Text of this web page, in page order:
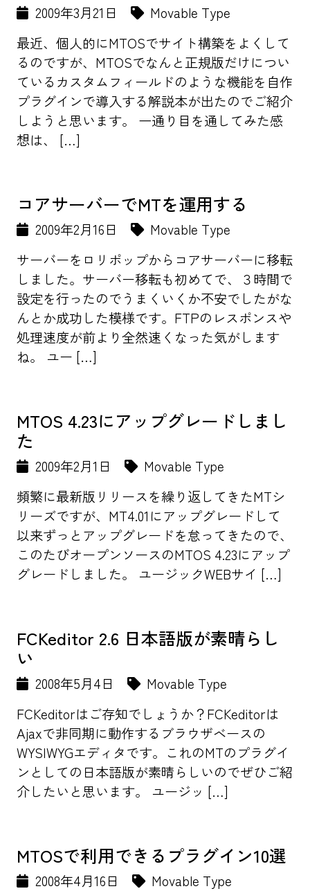
2009年3月21日
Movable Type
最近、個人的にMTOSでサイト構築をよくして
るのですが、MTOSでなんと正規版だけについ
ているカスタムフィールドのような機能を自作
プラグインで導入する解説本が出たのでご紹介
しようと思います。 一通り目を通してみた感
想は、 […]
コアサーバーでMTを運用する
2009年2月16日
Movable Type
サーバーをロリポップからコアサーバーに移転
しました。サーバー移転も初めてで、３時間で
設定を行ったのでうまくいくか不安でしたがな
んとか成功した模様です。FTPのレスポンスや
処理速度が前より全然速くなった気がします
ね。 ユー […]
MTOS 4.23にアップグレードしまし
た
2009年2月1日
Movable Type
頻繁に最新版リリースを繰り返してきたMTシ
リーズですが、MT4.01にアップグレードして
以来ずっとアップグレードを怠ってきたので、
このたびオープンソースのMTOS 4.23にアップ
グレードしました。 ユージックWEBサイ […]
FCKeditor 2.6 日本語版が素晴らし
い
2008年5月4日
Movable Type
FCKeditorはご存知でしょうか？FCKeditorは
Ajaxで非同期に動作するブラウザベースの
WYSIWYGエディタです。これのMTのプラグイ
ンとしての日本語版が素晴らしいのでぜひご紹
介したいと思います。 ユージッ […]
MTOSで利用できるプラグイン10選
2008年4月16日
Movable Type